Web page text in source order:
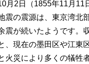
月2日（1855年11月11
震の震源は、東京湾北
震が続いたようです。
、現在の墨田区や江東
災により多くの犠牲